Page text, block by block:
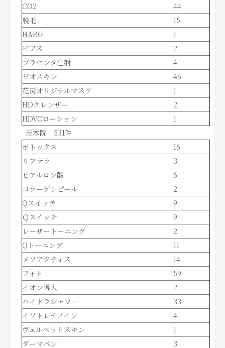
CO2
44
脱毛
15
HARG
1
ピアス
2
プラセンタ注射
4
ゼオスキン
46
花房オリジナルマスク
1
HDクレンザー
2
HDVCローション
1
志木院 531件
ボトックス
16
リフテラ
3
ヒアルロン酸
6
コラーゲンピール
2
Qスイッチ
9
Ｑスイッチ
9
レーザートーニング
2
Qトーニング
11
メソアクティス
14
フォト
59
イオン導入
2
ハイドラシャワー
33
イソトレチノイン
4
ヴェルベットスキン
1
ダーマペン
3